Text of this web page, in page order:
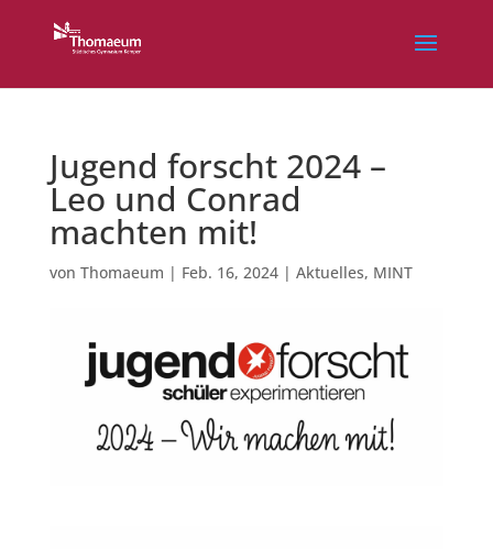
Jugend forscht 2024 –
Leo und Conrad
machten mit!
von Thomaeum | Feb. 16, 2024| Aktuelles, MINT